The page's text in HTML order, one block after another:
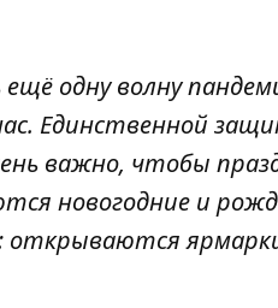
одну волну
Единственной
важно, чтобы
новогодние и
открываются